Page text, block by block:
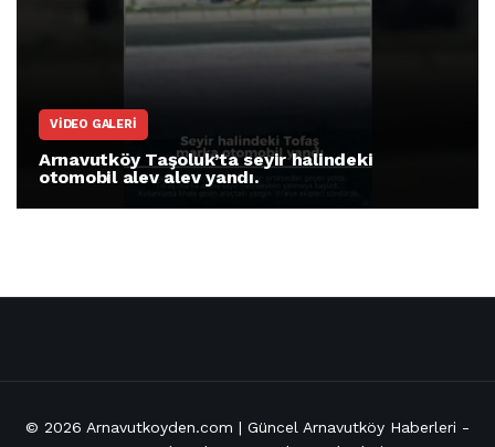
VIDEO GALERI
Arnavutköy Taşoluk’ta seyir halindeki
otomobil alev alev yandı.
© 2026 Arnavutkoyden.com | Güncel Arnavutköy Haberleri -